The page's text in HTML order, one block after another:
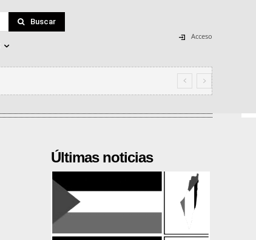
Buscar
Acceso
Últimas noticias